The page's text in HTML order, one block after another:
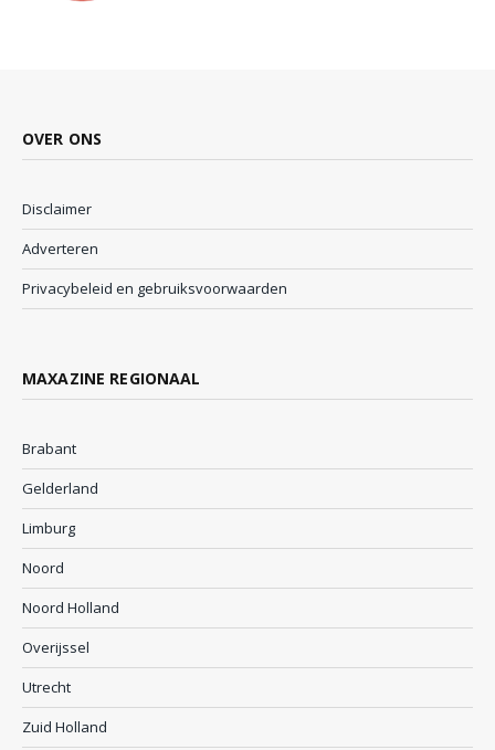
OVER ONS
Disclaimer
Adverteren
Privacybeleid en gebruiksvoorwaarden
MAXAZINE REGIONAAL
Brabant
Gelderland
Limburg
Noord
Noord Holland
Overijssel
Utrecht
Zuid Holland